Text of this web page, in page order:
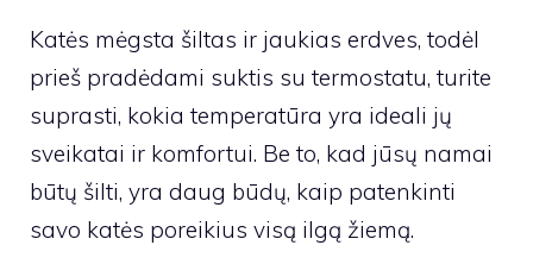
Katės mėgsta šiltas ir jaukias erdves, todėl
prieš pradėdami suktis su termostatu, turite
suprasti, kokia temperatūra yra ideali jų
sveikatai ir komfortui. Be to, kad jūsų namai
būtų šilti, yra daug būdų, kaip patenkinti
savo katės poreikius visą ilgą žiemą.